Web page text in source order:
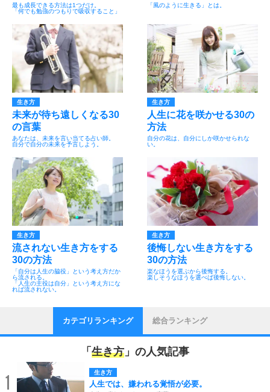
最も成長できる方法は1つだけ。
「何でも勉強のつもりで吸収すること」
「風のように生きる」とは。
生き方
未来が待ち遠しくなる30
の言葉
あなたは、未来を言い当てる占い師。
自分で自分の未来を予言しよう。
生き方
人生に花を咲かせる30の
方法
自分の花は、自分にしか咲かせられな
い。
生き方
流されない生き方をする
30の方法
「自分は人生の脇役」という考え方だか
ら流される。
「人生の主役は自分」という考え方にな
れば流されない。
生き方
後悔しない生き方をする
30の方法
楽なほうを選ぶから後悔する。
楽しそうなほうを選べば後悔しない。
カテゴリランキング 総合ランキング
「 生き方 」の人気記事
1 生き方
人生では、嫌われる覚悟が必要。